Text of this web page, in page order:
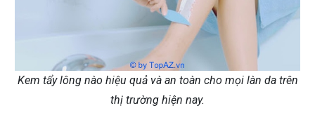
Kem tẩy lông nào hiệu quả và an toàn cho mọi làn da trên
thị trường hiện nay.